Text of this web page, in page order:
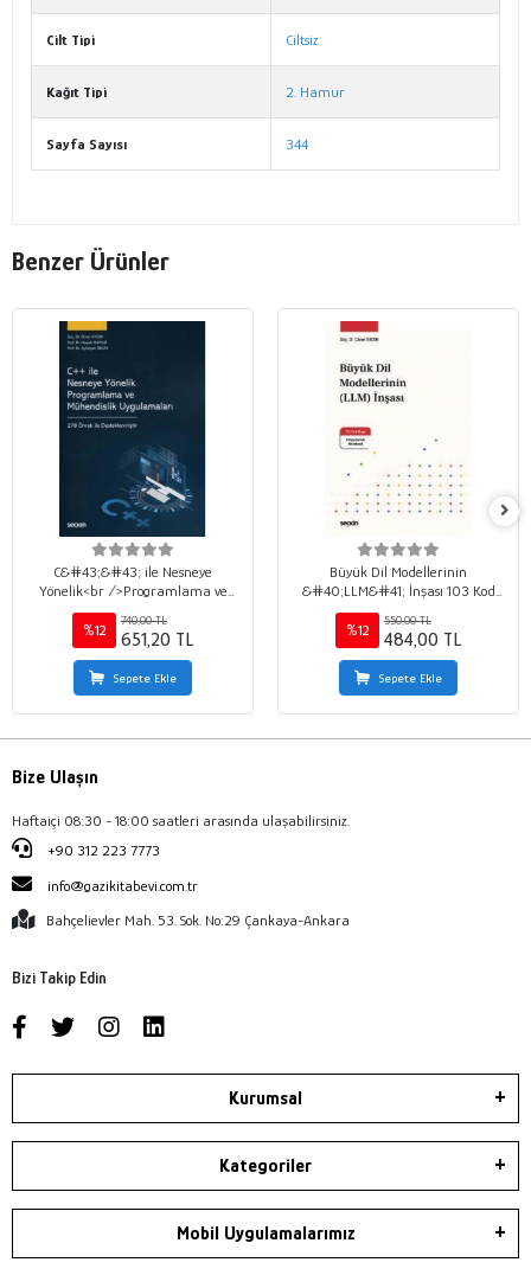
Cilt Tipi Ciltsiz
Kağıt Tipi 2. Hamur
Sayfa Sayısı 344
Benzer Ürünler
C&#43;&#43; ile Nesneye
Yönelik<br />Programlama ve
Mühendislik Uygulamaları
%12
740,00 TL
651,20 TL
Sepete Ekle
Büyük Dil Modellerinin
&#40;LLM&#41; İnşası 103 Kod
Bloğu ve 8 Uygulamalı Notebook ile
%12
550,00 TL
484,00 TL
Sepete Ekle
Bize Ulaşın
Haftaiçi 08:30 - 18:00 saatleri arasında ulaşabilirsiniz.
+90 312 223 7773
info@gazikitabevi.com.tr
Bahçelievler Mah. 53. Sok. No:29 Çankaya-Ankara
Bizi Takip Edin
Kurumsal
Kategoriler
Mobil Uygulamalarımız